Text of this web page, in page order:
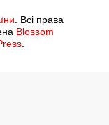
. Всі права
Blossom